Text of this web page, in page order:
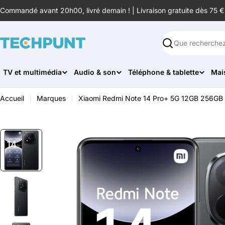
au
Commandé avant 20h00, livré demain ! | Livraison gratuite dès 75 €
Rechercher
TV et multimédia Audio & son Téléphone & tablette
Accueil Marques Xiaomi Redmi Note 14 Pro+ 5G 12GB 256GB